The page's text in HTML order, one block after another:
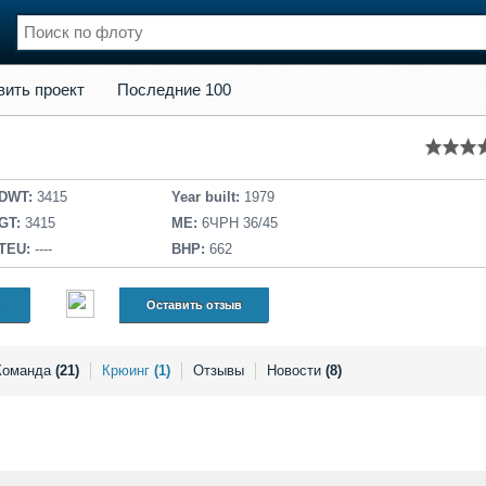
Флот
Отзывы
Все службы
проект Последние 100
DWT: 3415
3415
----
Year built: 1979
ME: 6ЧРН 36/45
BHP: 662
Оставить отзыв
(21) Крюинг (1) Отзывы Новости (8)